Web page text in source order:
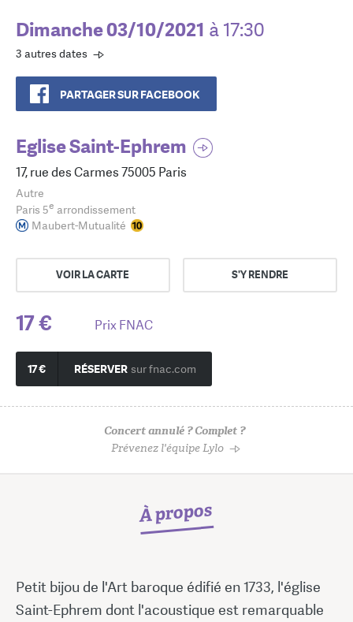
Dimanche 03/10/2021 à 17:30
3 autres dates
PARTAGER SUR FACEBOOK
Eglise Saint-Ephrem
17, rue des Carmes 75005 Paris
Autre
Paris 5e arrondissement
Maubert-Mutualité
VOIR LA CARTE S'Y RENDRE
17 € Prix FNAC
17 € RÉSERVER sur fnac.com
Concert annulé ? Complet ?
Prévenez l'équipe Lylo
À propos
Petit bijou de l'Art baroque édifié en 1733, l'église
Saint-Ephrem dont l'acoustique est remarquable